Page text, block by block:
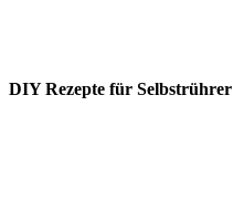
DIY Rezepte für Selbstrührer